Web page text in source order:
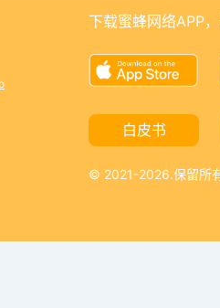
下载蜜蜂网络APP
白皮书
© 2021-2026.保留所